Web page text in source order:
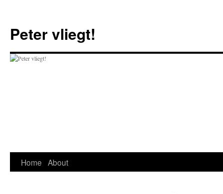
content
Peter vliegt!
Home About